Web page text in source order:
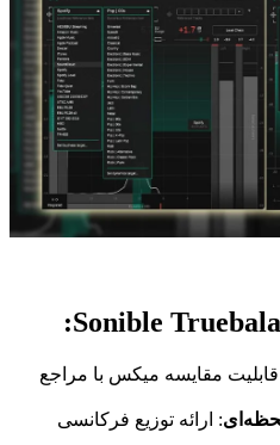
مقایسه میکس با مراجع
: ارائه توزیع فرکانسی